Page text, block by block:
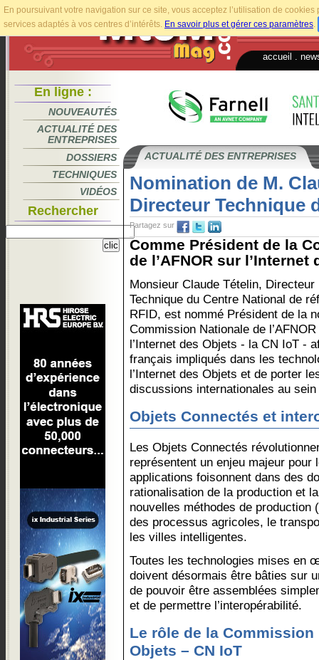
En poursuivant votre navigation sur ce site, vous acceptez l’utilisation de
services adaptés à vos centres d’intérêts. En savoir plus et gérer ces paramètres.
accueil
En ligne :
NOUVEAUTÉS
ACTUALITÉ DES
ENTREPRISES
DOSSIERS
TECHNIQUES
VIDÉOS
Rechercher
ACTUALITÉ DES ENTREPRISES
Nomination de M.
Directeur Technique
Partagez sur
Comme Président de la
de l’AFNOR sur l’Internet
Monsieur Claude Tételin, Directeur
Technique du Centre National de
RFID, est nommé Président de la
Commission Nationale de
l’Internet des Objets - la CN IoT -
français impliqués dans les
l’Internet des Objets et de porter
discussions internationales au sein
Objets Connectés et
Les Objets Connectés
représentent un enjeu majeur pour
applications foisonnent dans des
rationalisation de la production et
nouvelles méthodes de production
des processus agricoles, le
les villes intelligentes.
Toutes les technologies mises en
doivent désormais être bâties sur
de pouvoir être assemblées
et de permettre l’interopérabilité.
Le rôle de la
Objets – CN IoT